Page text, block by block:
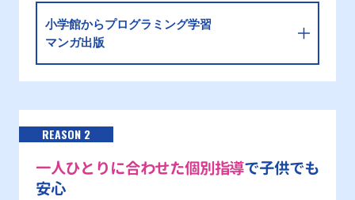
小学館からプログラミング学習
マンガ出版
REASON 2
一人ひとりに合わせた個別指導で子供でも
安心